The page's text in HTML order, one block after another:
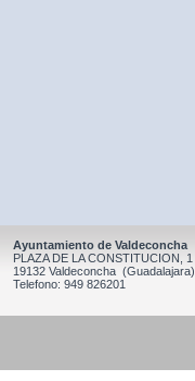
Ayuntamiento de Valdeconcha
PLAZA DE LA CONSTITUCION, 1
19132 Valdeconcha (Guadalajara)
Telefono: 949 826201